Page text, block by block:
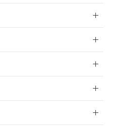
で非含有を証明す
非含有を証明する
タル酸エステル類４
了までの期間は出
りました。
の在庫切替を完了
のことがない限